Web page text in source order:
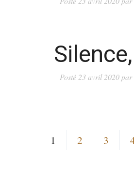
Posté 23 avril 2020 par
1 2 3